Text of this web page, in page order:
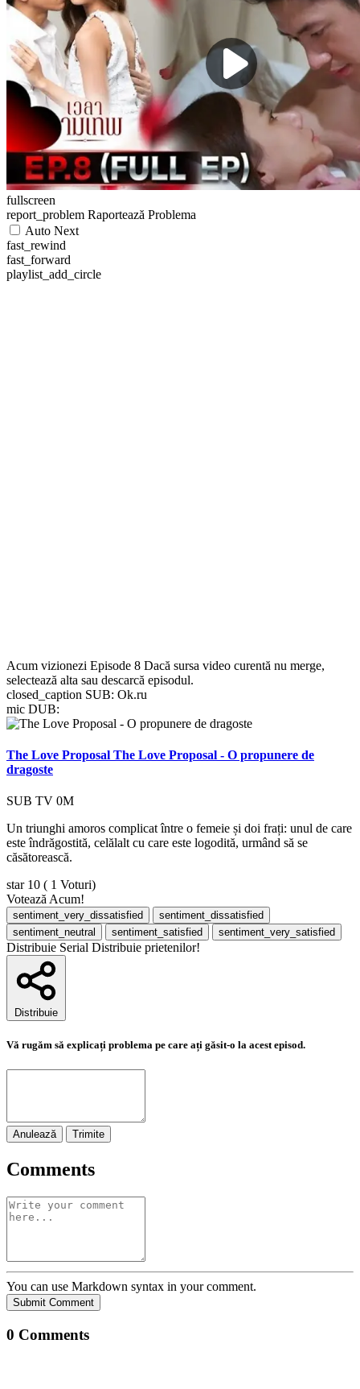
fullscreen
report_problem Raportează Problema
Auto Next
fast_rewind
fast_forward
playlist_add_circle
Acum vizionezi Episode 8 Dacă sursa video curentă nu merge,
selectează alta sau descarcă episodul.
closed_caption SUB: Ok.ru
mic DUB:
The Love Proposal The Love Proposal - O propunere de
dragoste
SUB TV 0M
Un triunghi amoros complicat între o femeie și doi frați: unul de care
este îndrăgostită, celălalt cu care este logodită, urmând să se
căsătorească.
star 10 ( 1 Voturi)
Votează Acum!
sentiment_very_dissatisfied
sentiment_dissatisfied
sentiment_neutral
sentiment_satisfied sentiment_very_satisfied
Distribuie Serial Distribuie prietenilor!
Distribuie
Vă rugăm să explicați problema pe care ați găsit-o la acest episod.
Anulează Trimite
Comments
You can use Markdown syntax in your comment.
Submit Comment
0 Comments